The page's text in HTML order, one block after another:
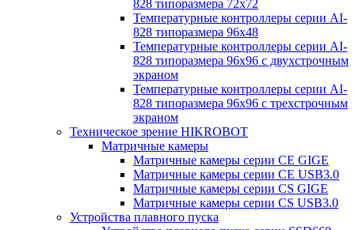
828 типоразмера 72х72
Температурные контроллеры серии AI-
828 типоразмера 96х48
Температурные контроллеры серии AI-
828 типоразмера 96х96 с двухстрочным
экраном
Температурные контроллеры серии AI-
828 типоразмера 96х96 с трехстрочным
экраном
Техническое зрение HIKROBOT
Матричные камеры
Матричные камеры серии CE GIGE
Матричные камеры серии CE USB3.0
Матричные камеры серии CS GIGE
Матричные камеры серии CS USB3.0
Устройства плавного пуска